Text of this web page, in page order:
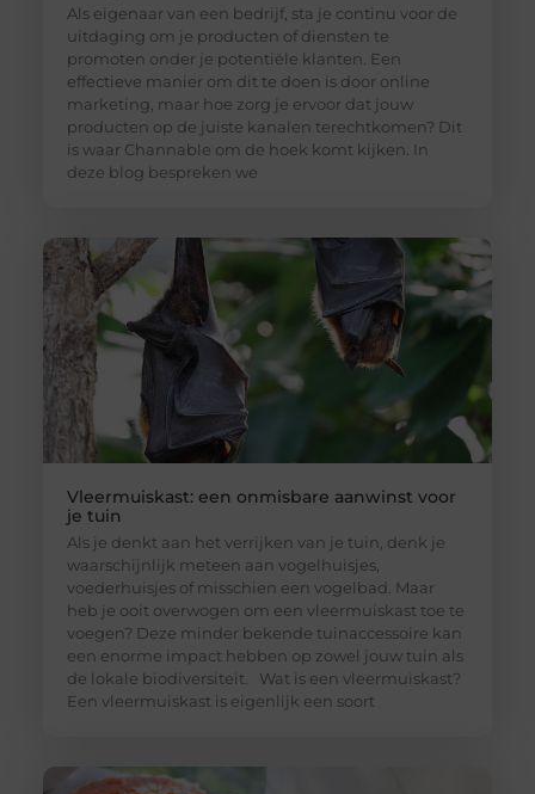
Als eigenaar van een bedrijf, sta je continu voor de
uitdaging om je producten of diensten te
promoten onder je potentiële klanten. Een
effectieve manier om dit te doen is door online
marketing, maar hoe zorg je ervoor dat jouw
producten op de juiste kanalen terechtkomen? Dit
is waar Channable om de hoek komt kijken. In
deze blog bespreken we
Vleermuiskast: een onmisbare aanwinst voor
je tuin
Als je denkt aan het verrijken van je tuin, denk je
waarschijnlijk meteen aan vogelhuisjes,
voederhuisjes of misschien een vogelbad. Maar
heb je ooit overwogen om een vleermuiskast toe te
voegen? Deze minder bekende tuinaccessoire kan
een enorme impact hebben op zowel jouw tuin als
de lokale biodiversiteit. Wat is een vleermuiskast?
Een vleermuiskast is eigenlijk een soort